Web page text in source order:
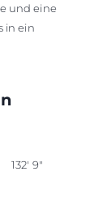
und eine
in ein
132' 9"